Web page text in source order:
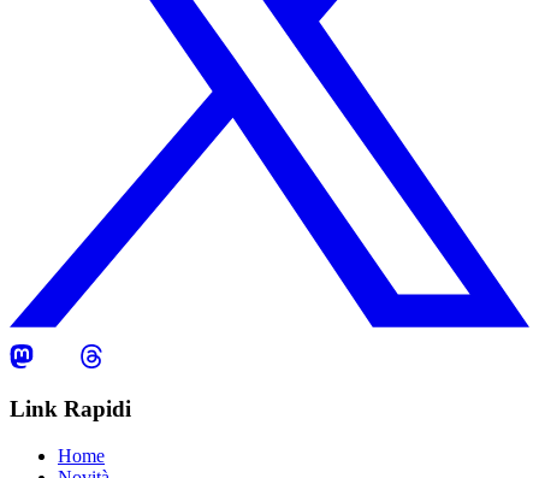
Link Rapidi
Home